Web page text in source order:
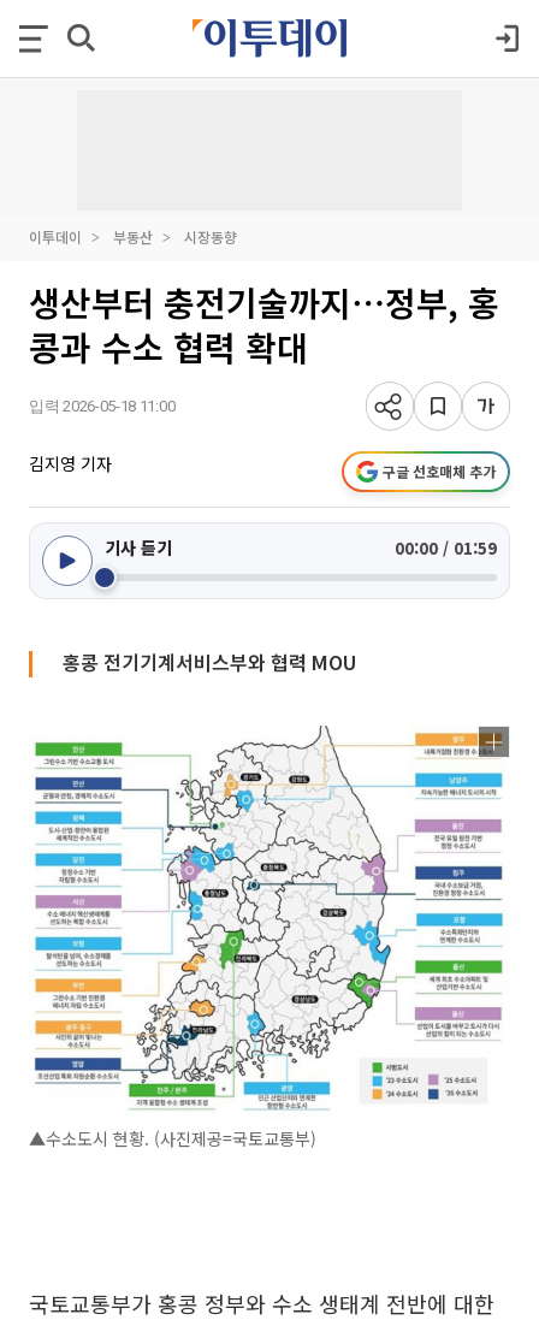
이투데이 부동산 시장동향
생산부터 충전기술까지⋯정부, 홍
콩과 수소 협력 확대
입력 2026-05-18 11:00
김지영 기자 구글 선호매체 추가
기사 듣기 00:00 / 01:59
홍콩 전기기계서비스부와 협력 MOU
▲수소도시 현황. (사진제공=국토교통부)
국토교통부가 홍콩 정부와 수소 생태계 전반에 대한